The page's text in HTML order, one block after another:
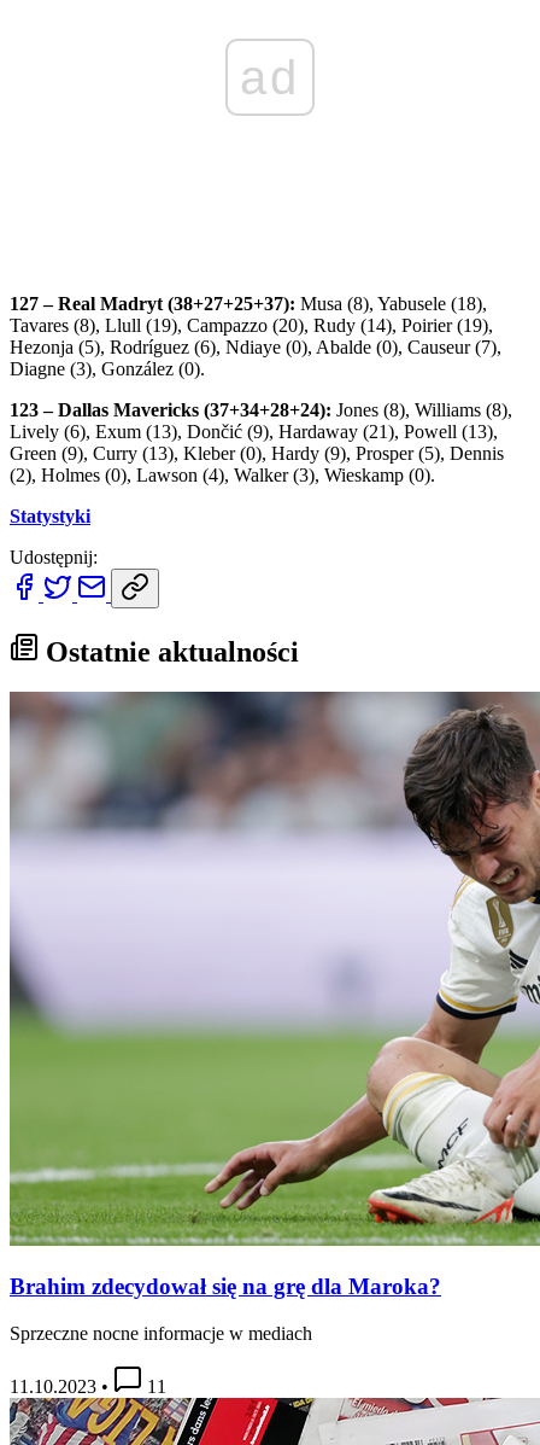
ad
127 – Real Madryt (38+27+25+37): Musa (8), Yabusele (18),
Tavares (8), Llull (19), Campazzo (20), Rudy (14), Poirier (19),
Hezonja (5), Rodríguez (6), Ndiaye (0), Abalde (0), Causeur (7),
Diagne (3), González (0).
123 – Dallas Mavericks (37+34+28+24): Jones (8), Williams (8),
Lively (6), Exum (13), Dončić (9), Hardaway (21), Powell (13),
Green (9), Curry (13), Kleber (0), Hardy (9), Prosper (5), Dennis
(2), Holmes (0), Lawson (4), Walker (3), Wieskamp (0).
Statystyki
Udostępnij:
Ostatnie aktualności
Brahim zdecydował się na grę dla Maroka?
Sprzeczne nocne informacje w mediach
11.10.2023 • 11